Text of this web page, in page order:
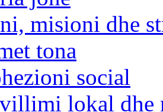
misioni dhe
tona
social
lokal dhe